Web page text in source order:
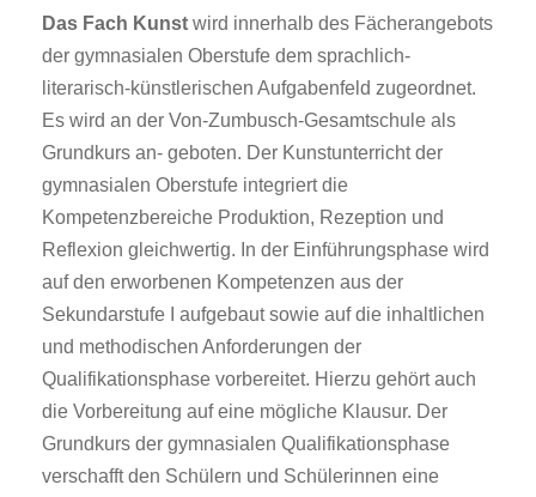
Das Fach Kunst wird innerhalb des Fächerangebots
der gymnasialen Oberstufe dem sprachlich-
literarisch-künstlerischen Aufgabenfeld zugeordnet.
Es wird an der Von-Zumbusch-Gesamtschule als
Grundkurs an- geboten. Der Kunstunterricht der
gymnasialen Oberstufe integriert die
Kompetenzbereiche Produktion, Rezeption und
Reflexion gleichwertig. In der Einführungsphase wird
auf den erworbenen Kompetenzen aus der
Sekundarstufe I aufgebaut sowie auf die inhaltlichen
und methodischen Anforderungen der
Qualifikationsphase vorbereitet. Hierzu gehört auch
die Vorbereitung auf eine mögliche Klausur. Der
Grundkurs der gymnasialen Qualifikationsphase
verschafft den Schülern und Schülerinnen eine